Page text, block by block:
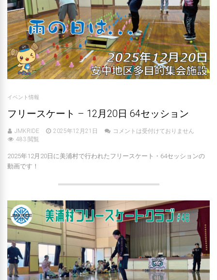
イベント情報
フリースケート – 12月20日 64セッション
JMKRIDE 2025年12月21日
コメントは受付けておりません
483 閲覧
2025年12月20日に美浦村で行われたフリースケート・64セッションの
動画です！